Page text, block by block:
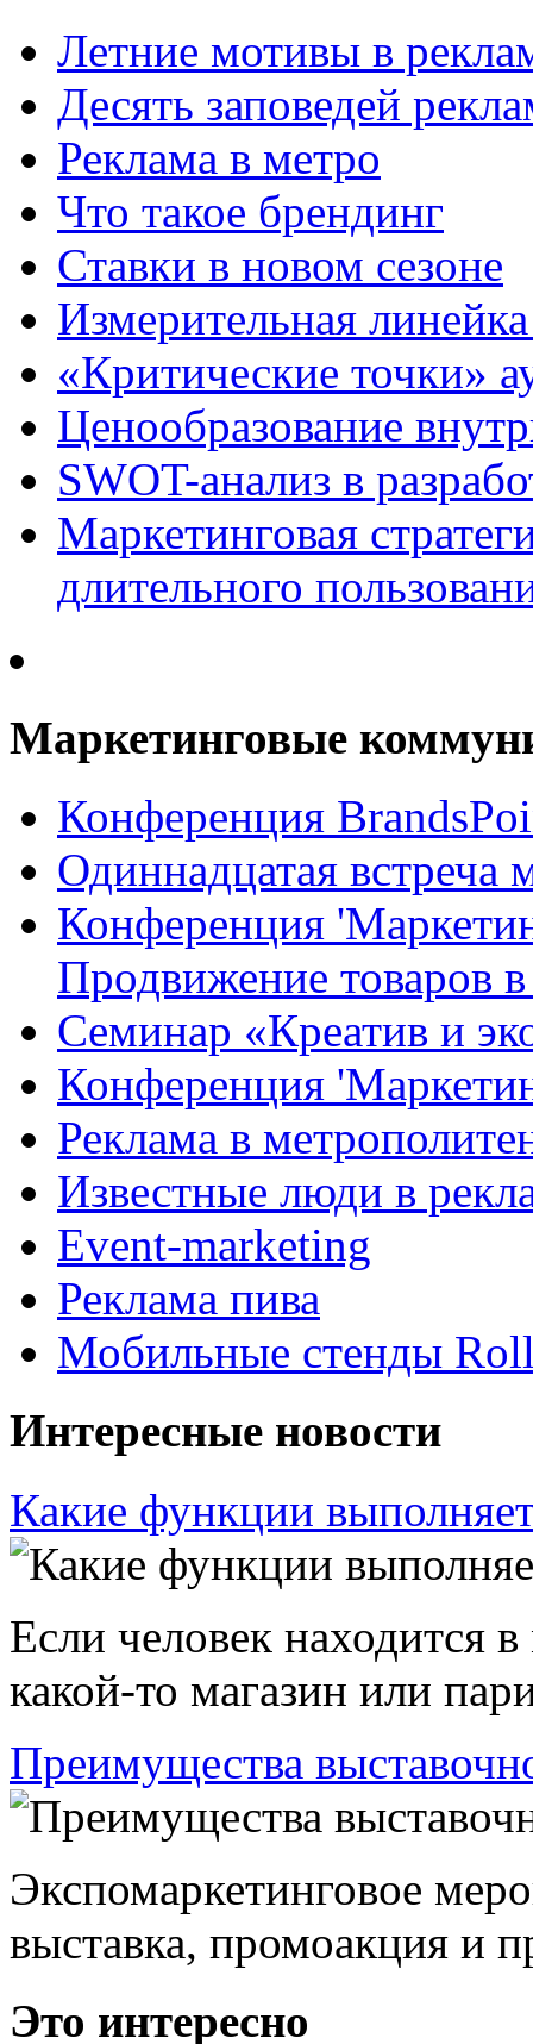
Летние мотивы в
Десять заповедей
Реклама в метро
Что такое брендинг
Ставки в новом сезоне
Измерительная
«Критические точки»
Ценообразование
SWOT-анализ в
Маркетинговая
длительного
Маркетинговые
Конференция
Одиннадцатая
Конференция
Продвижение товаров
Семинар «Креатив и
Конференция
Реклама в
Известные люди в
Event-marketing
Реклама пива
Мобильные стенды
Интересные новости
Какие функции
Если человек находится
какой-то магазин или
Преимущества
Экспомаркетинговое
выставка, промоакция и
Это интересно